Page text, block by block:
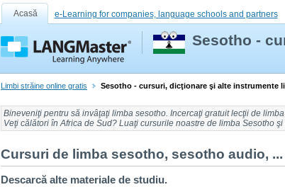
Acasă e-Learning for companies, language schools and partners
Sesotho -
Limbi străine online gratis Sesotho - cursuri, dicţionare şi alte instrumente
Bineveniţi pentru să invâţaţi limba sesotho. Incercaţi gratuitlecţii de
Veţi călători înAfrica de Sud? Luaţi cursurile noastre de limba Sesotho
Cursuri de limba sesotho, sesotho audio, ...
Descarcă alte materiale de studiu.